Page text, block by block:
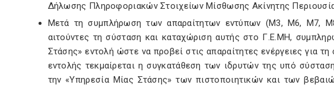
Δήλωσης Πληροφοριακών Στοιχείων Μίσθωσης Ακίνητης
Μετά τη συμπλήρωση των απαραίτητων εντύπων (Μ3, Μ6, Μ7,
αιτούντες τη σύσταση και καταχώριση αυτής στο Γ.Ε.ΜΗ,
Στάσης» εντολή ώστε να προβεί στις απαραίτητες ενέργειες για
εντολής τεκμαίρεται η συγκατάθεση των ιδρυτών της υπό
την «Υπηρεσία Μίας Στάσης» των πιστοποιητικών και των